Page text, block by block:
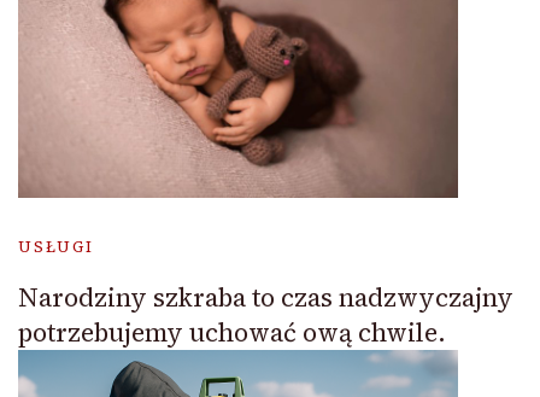
USŁUGI
Narodziny szkraba to czas nadzwyczajny
potrzebujemy uchować ową chwile.